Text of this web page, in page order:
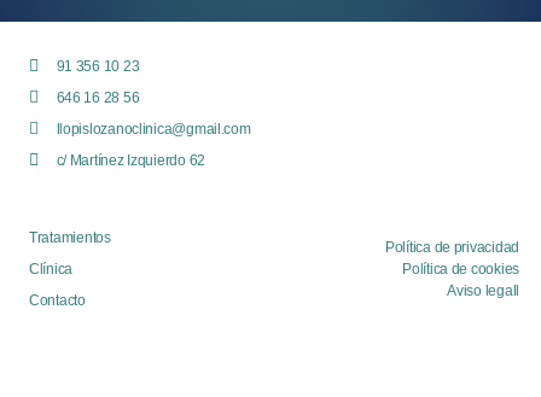
91 356 10 23
646 16 28 56
llopislozanoclinica@gmail.com
c/ Martínez Izquierdo 62
Tratamientos
Clínica
Contacto
Política de privacidad
Política de cookies
Aviso legall